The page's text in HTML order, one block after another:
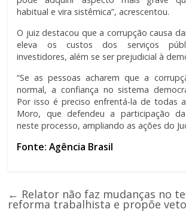
habitual e vira sistêmica”, acrescentou.
O juiz destacou que a corrupção causa
eleva os custos dos serviços
investidores, além se ser prejudicial à
“Se as pessoas acharem que a
normal, a confiança no sistema
Por isso é preciso enfrentá-la de todas
Moro, que defendeu a participação
neste processo, ampliando as ações do
Fonte: Agência Brasil
← Relator não faz mudanças no
reforma trabalhista e propõe